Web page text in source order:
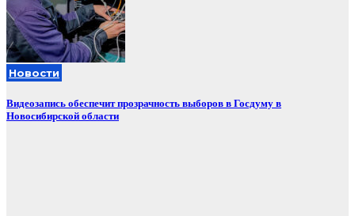
Новости
Видеозапись обеспечит прозрачность выборов в Госдуму в
Новосибирской области